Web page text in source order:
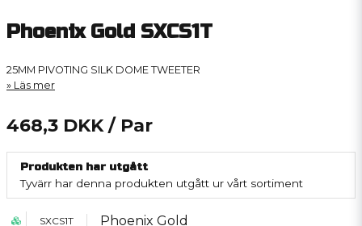
Phoenix Gold SXCS1T
25MM PIVOTING SILK DOME TWEETER
Läs mer
468,3 DKK / Par
Produkten har utgått
Tyvärr har denna produkten utgått ur vårt sortiment
SXCS1T Phoenix Gold